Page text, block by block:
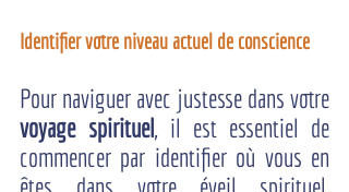
Identifier votre niveau actuel de conscience
voyage spirituel, il est essentiel de
commencer par identifier où vous en